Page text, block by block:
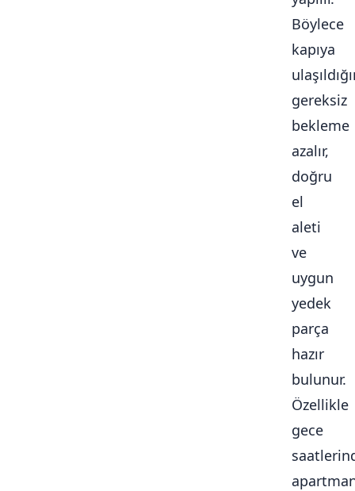
Böylece
kapıya
gereksiz
bekleme
azalır,
doğru
el
aleti
ve
uygun
yedek
parça
hazır
bulunur.
Özellikle
gece